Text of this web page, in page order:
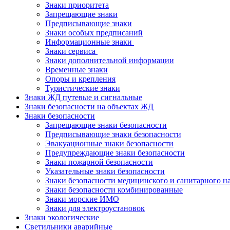
Знаки приоритета
Запрещающие знаки
Предписывающие знаки
Знаки особых предписаний
Информационные знаки
Знаки сервиса
Знаки дополнительной информации
Временные знаки
Опоры и крепления
Туристические знаки
Знаки ЖД путевые и сигнальные
Знаки безопасности на объектах ЖД
Знаки безопасности
Запрещающие знаки безопасности
Предписывающие знаки безопасности
Эвакуационные знаки безопасности
Предупреждающие знаки безопасности
Знаки пожарной безопасности
Указательные знаки безопасности
Знаки безопасности медицинского и санитарного
Знаки безопасности комбинированные
Знаки морские ИМО
Знаки для электроустановок
Знаки экологические
Светильники аварийные